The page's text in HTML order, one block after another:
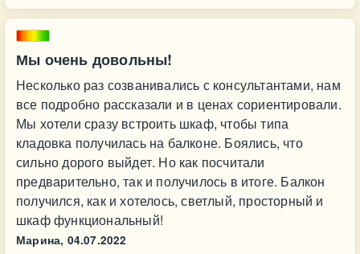
Мы очень довольны!
Несколько раз созванивались с консультантами, нам
все подробно рассказали и в ценах сориентировали.
Мы хотели сразу встроить шкаф, чтобы типа
кладовка получилась на балконе. Боялись, что
сильно дорого выйдет. Но как посчитали
предварительно, так и получилось в итоге. Балкон
получился, как и хотелось, светлый, просторный и
шкаф функциональный!
Марина, 04.07.2022